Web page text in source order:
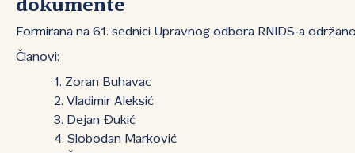
dokumente
Formirana na 61. sednici Upravnog odbora RNIDS‑a
Članovi:
Zoran Buhavac
Vladimir Aleksić
Dejan Đukić
Slobodan Marković